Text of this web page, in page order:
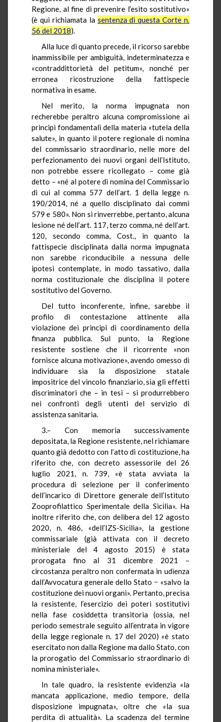
Regione, al fine di prevenire l’esito sostitutivo»
(è qui richiamata la sentenza di questa Corte n.
56 del 2018).
Alla luce di quanto precede, il ricorso sarebbe
inammissibile per ambiguità, indeterminatezza e
«contraddittorietà del petitum», nonché per
erronea ricostruzione della fattispecie
normativa in esame.
Nel merito, la norma impugnata non
recherebbe peraltro alcuna compromissione ai
principi fondamentali della materia «tutela della
salute», in quanto il potere regionale di nomina
del commissario straordinario, nelle more del
perfezionamento dei nuovi organi dell’Istituto,
non potrebbe essere ricollegato – come già
detto – «né al potere di nomina del Commissario
di cui al comma 577 dell’art. 1 della legge n.
190/2014, né a quello disciplinato dai commi
579 e 580». Non si rinverrebbe, pertanto, alcuna
lesione né dell’art. 117, terzo comma, né dell’art.
120, secondo comma, Cost., in quanto la
fattispecie disciplinata dalla norma impugnata
non sarebbe riconducibile a nessuna delle
ipotesi contemplate, in modo tassativo, dalla
norma costituzionale che disciplina il potere
sostitutivo del Governo.
Del tutto inconferente, infine, sarebbe il
profilo di contestazione attinente alla
violazione dei principi di coordinamento della
finanza pubblica. Sul punto, la Regione
resistente sostiene che il ricorrente «non
fornisce alcuna motivazione», avendo omesso di
individuare sia la disposizione statale
impositrice del vincolo finanziario, sia gli effetti
discriminatori che – in tesi – si produrrebbero
nei confronti degli utenti del servizio di
assistenza sanitaria.
3.– Con memoria successivamente
depositata, la Regione resistente, nel richiamare
quanto già dedotto con l’atto di costituzione, ha
riferito che, con decreto assessorile del 26
luglio 2021, n. 739, «è stata avviata la
procedura di selezione per il conferimento
dell’incarico di Direttore generale dell’Istituto
Zooprofilattico Sperimentale della Sicilia». Ha
inoltre riferito che, con delibera del 12 agosto
2020, n. 486, «dell’IZS-Sicilia», la gestione
commissariale (già attivata con il decreto
ministeriale del 4 agosto 2015) è stata
prorogata fino al 31 dicembre 2021 –
circostanza peraltro non confermata in udienza
dall’Avvocatura generale dello Stato − «salvo la
costituzione dei nuovi organi». Pertanto, precisa
la resistente, l’esercizio dei poteri sostitutivi
nella fase cosiddetta transitoria (ossia, nel
periodo semestrale seguito all’entrata in vigore
della legge regionale n. 17 del 2020) «è stato
esercitato non dalla Regione ma dallo Stato, con
la prorogatio del Commissario straordinario di
nomina ministeriale».
In tale quadro, la resistente evidenzia «la
mancata applicazione, medio tempore, della
disposizione impugnata», oltre che «la sua
perdita di attualità». La scadenza del termine